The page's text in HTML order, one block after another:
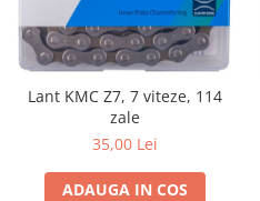
Schimbatoare si accesorii
Sei
Lant KMC Z7, 7 viteze, 114
zale
35,00 Lei
ADAUGA IN COS